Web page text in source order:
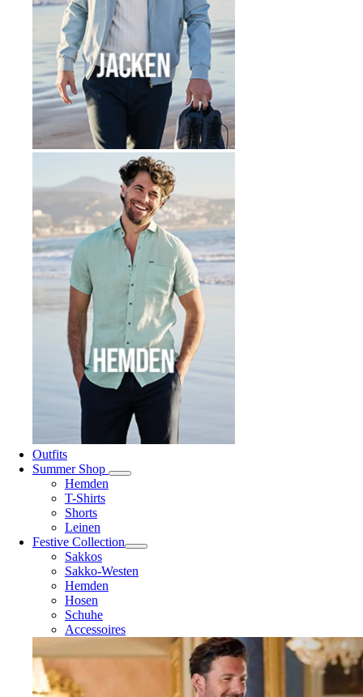
Outfits
Summer Shop
Hemden
T-Shirts
Shorts
Leinen
Festive Collection
Sakkos
Sakko-Westen
Hemden
Hosen
Schuhe
Accessoires